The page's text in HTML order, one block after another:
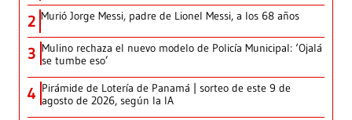
2 Murió Jorge Messi, padre de Lionel Messi, a los 68 años
3 Mulino rechaza el nuevo modelo de Policía Municipal: ‘Ojalá
se tumbe eso’
4 Pirámide de Lotería de Panamá | sorteo de este 9 de
agosto de 2026, según la IA